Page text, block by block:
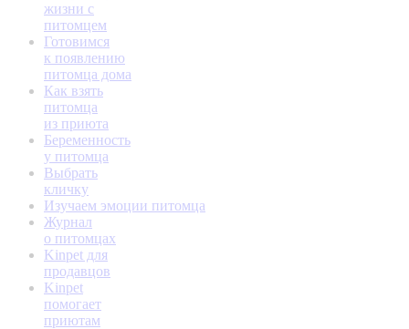
жизни с
питомцем
Готовимся
к появлению
питомца дома
Как взять
питомца
из приюта
Беременность
у питомца
Выбрать
кличку
Изучаем эмоции питомца
Журнал
о питомцах
Kinpet для
продавцов
Kinpet
помогает
приютам